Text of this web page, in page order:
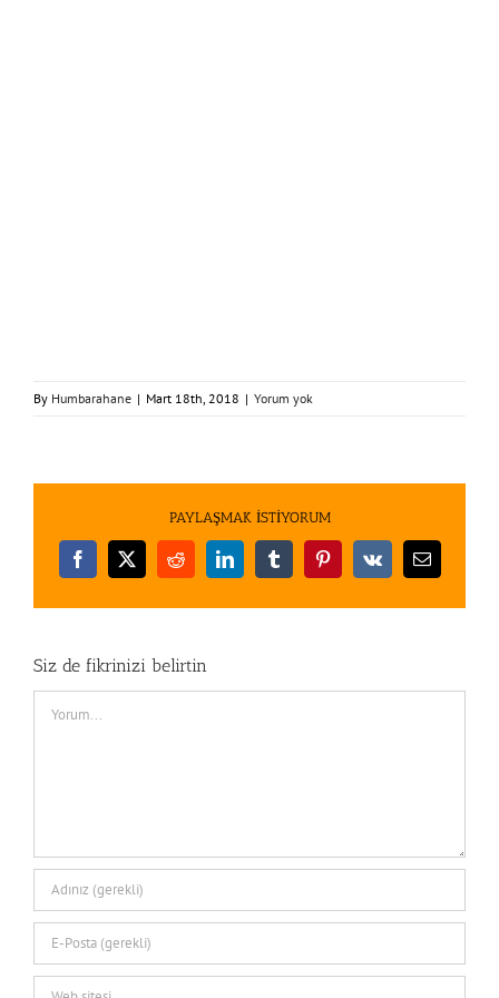
By Humbarahane | Mart 18th, 2018 | Yorum yok
PAYLAŞMAK İSTİYORUM
Facebook
X RedditLinkedInTumblrPinterest
Vk
E-
Siz de fikrinizi belirtin